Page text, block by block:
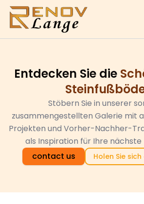
Entdecken Sie die
Stöbern Sie in unserer
zusammengestellten Galerie mit
Projekten und Vorher-Nachher-
als Inspiration für Ihre nächste
contact us
Holen Sie